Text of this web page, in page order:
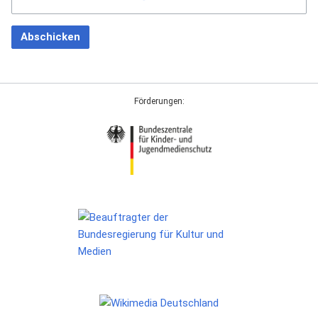
Abschicken
Förderungen: